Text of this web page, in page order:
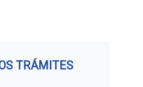
TRÁMITES